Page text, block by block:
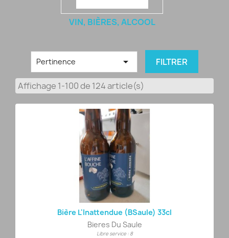
VIN, BIÈRES, ALCOOL
Pertinence  FILTRER
Affichage 1-100 de 124 article(s)
Bière L'Inattendue (BSaule) 33cl
Bieres Du Saule
Libre service : 8